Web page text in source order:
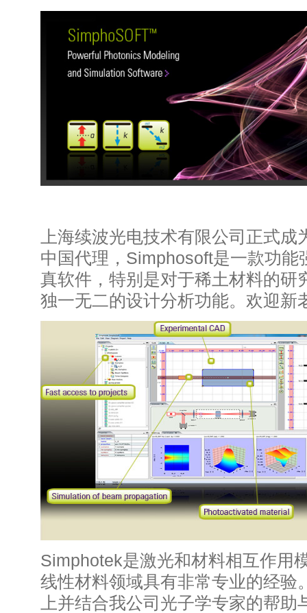
上海续波光电技术有限公司正式
中国代理，Simphosoft是一款功能
真软件，特别是对于稀土材料的研
独一无二的设计分析功能。欢迎新
Simphotek是激光和材料相互作用
线性材料领域具有非常专业的经验
上并结合我公司光子学专家的帮